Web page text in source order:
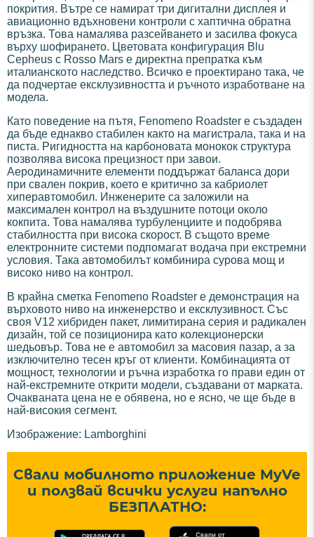
покрития. Вътре се намират три дигитални дисплея и
авиационно вдъхновени контроли с хаптична обратна
връзка. Това намалява разсейването и засилва фокуса
върху шофирането. Цветовата конфигурация Blu
Cepheus с Rosso Mars е директна препратка към
италианското наследство. Всичко е проектирано така, че
да подчертае ексклузивността и ръчното изработване на
модела.
Като поведение на пътя, Fenomeno Roadster е създаден
да бъде еднакво стабилен както на магистрала, така и на
писта. Ригидността на карбоновата монокок структура
позволява висока прецизност при завои.
Аеродинамичните елементи поддържат баланса дори
при свален покрив, което е критично за кабриолет
хиперавтомобил. Инженерите са заложили на
максимален контрол на въздушните потоци около
кокпита. Това намалява турбуленциите и подобрява
стабилността при висока скорост. В същото време
електронните системи подпомагат водача при екстремни
условия. Така автомобилът комбинира сурова мощ и
високо ниво на контрол.
В крайна сметка Fenomeno Roadster е демонстрация на
върховото ниво на инженерство и ексклузивност. Със
своя V12 хибриден пакет, лимитирана серия и радикален
дизайн, той се позиционира като колекционерски
шедьовър. Това не е автомобил за масовия пазар, а за
изключително тесен кръг от клиенти. Комбинацията от
мощност, технологии и ръчна изработка го прави един от
най-екстремните открити модели, създавани от марката.
Очакваната цена не е обявена, но е ясно, че ще бъде в
най-високия сегмент.
Изображение: Lamborghini
Свали мобилното приложение MyVe
и ползвай всички услуги напълно
БЕЗПЛАТНО: